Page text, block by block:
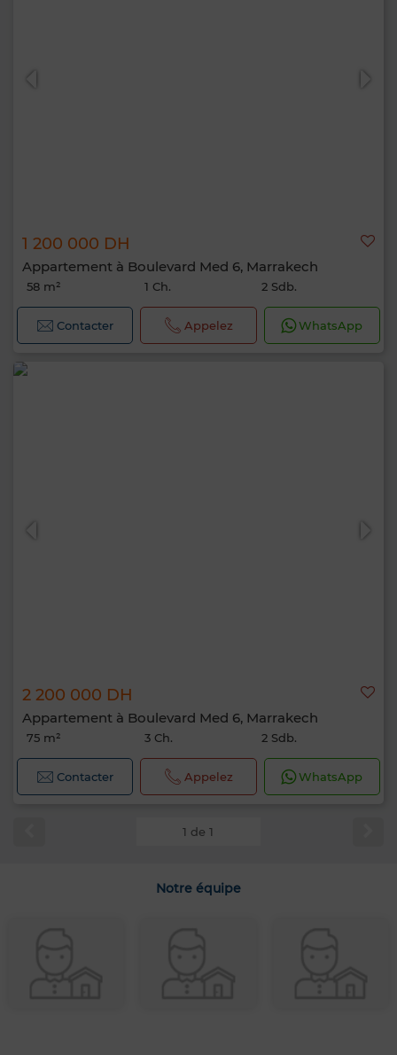
1 200 000 DH
Appartement à Boulevard Med 6, Marrakech
58 m² 1 Ch. 2 Sdb.
Contacter Appelez WhatsApp
2 200 000 DH
Appartement à Boulevard Med 6, Marrakech
75 m² 3 Ch. 2 Sdb.
Contacter Appelez WhatsApp
1 de 1
Notre équipe